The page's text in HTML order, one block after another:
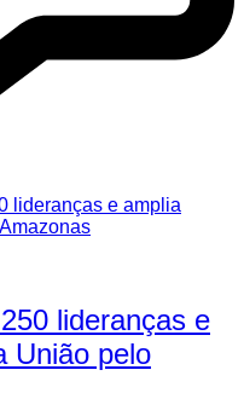
lideranças e
União pelo